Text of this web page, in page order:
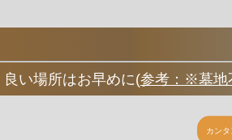
い場所はお早めに(参考：※墓地